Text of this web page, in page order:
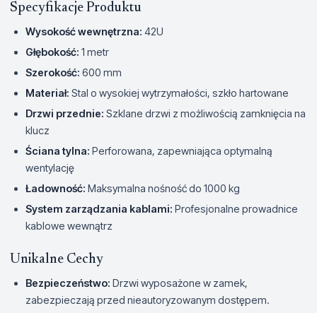
Specyfikacje Produktu
Wysokość wewnętrzna: 42U
Głębokość: 1 metr
Szerokość: 600 mm
Materiał: Stal o wysokiej wytrzymałości, szkło hartowane
Drzwi przednie: Szklane drzwi z możliwością zamknięcia na
klucz
Ściana tylna: Perforowana, zapewniająca optymalną
wentylację
Ładowność: Maksymalna nośność do 1000 kg
System zarządzania kablami: Profesjonalne prowadnice
kablowe wewnątrz
Unikalne Cechy
Bezpieczeństwo: Drzwi wyposażone w zamek,
zabezpieczają przed nieautoryzowanym dostępem.